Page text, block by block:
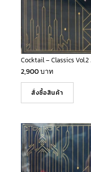
Cocktail – Classics
2,900บาท
สั่งซื้อสินค้า